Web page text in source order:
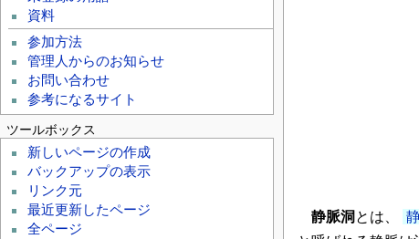
静脈洞 とは、
資料
参加方法
管理人からのお知らせ
お問い合わせ
参考になるサイト
ツールボックス
新しいページの作成
バックアップの表示
リンク元
最近更新したページ
全ページ